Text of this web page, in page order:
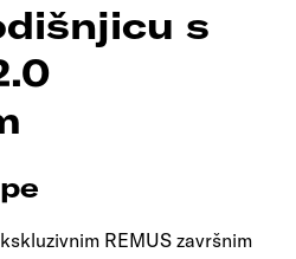
s
REMUS završnim